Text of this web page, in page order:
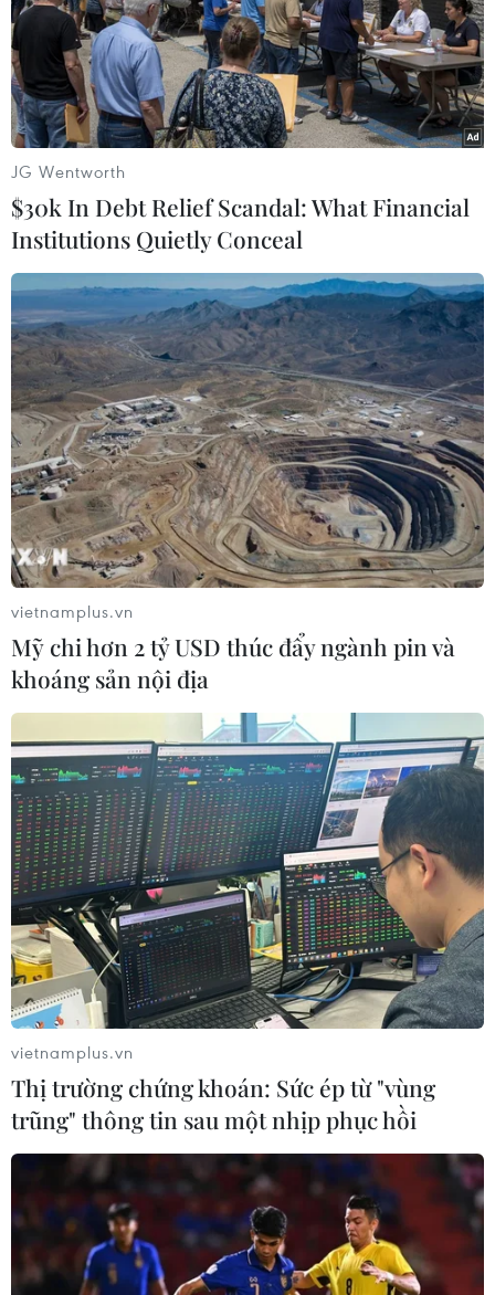
Xung đột Hamas-Israel: Hơn 50% số bệnh
viện tại Dải Gaza dừng hoạt động
13/11/2023 04:27
LHQ cảnh báo tình trạng tuyệt vọng tại các bệnh viện ở
Gaza, cho biết trong 36 ngày đã xảy ra ít nhất 137 vụ
tấn công vào các cơ sở chăm sóc y tế, khiến 521 người
thiệt mạng và 686 người bị thương.
Ai Cập thông báo khả năng Hamas sớm
thả một số con tin
13/11/2023 01:45
Al Hadath đưa tin rằng đã đạt được một thỏa thuận
nhằm trao đổi con tin Palestine bị giam giữ trong các
nhà tù của Israel, để đổi lấy 100 phụ nữ và trẻ em bị
Hamas bắt làm con tin ở Dải Gaza.
JG Wentworth
$30k In Debt Relief Scandal: What Financial
Institutions Quietly Conceal
vietnamplus.vn
Mỹ chi hơn 2 tỷ USD thúc đẩy ngành pin và
khoáng sản nội địa
vietnamplus.vn
Thị trường chứng khoán: Sức ép từ "vùng
trũng" thông tin sau một nhịp phục hồi